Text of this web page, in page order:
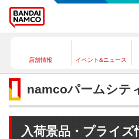
店舗情報 イベント&ニュース
namcoパームシテ
入荷景品・プライズ